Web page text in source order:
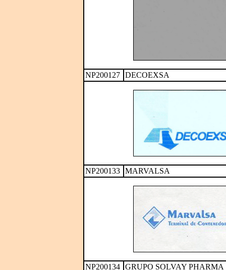
NP200127 DECOEXSA
NP200133 MARVALSA
NP200134 GRUPO SOLVAY PHARMA